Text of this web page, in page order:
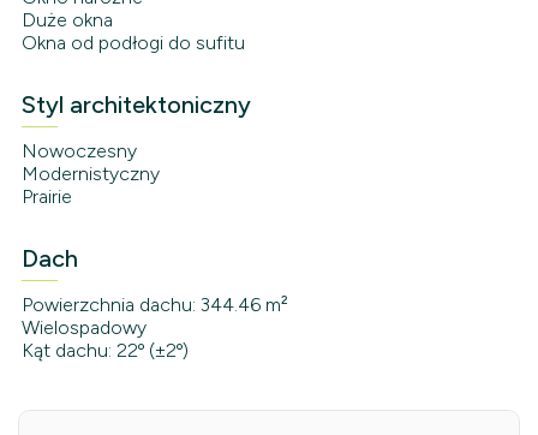
Duże okna
Okna od podłogi do sufitu
Styl architektoniczny
Nowoczesny
Modernistyczny
Prairie
Dach
Powierzchnia dachu: 344.46 m²
Wielospadowy
Kąt dachu: 22º (±2º)